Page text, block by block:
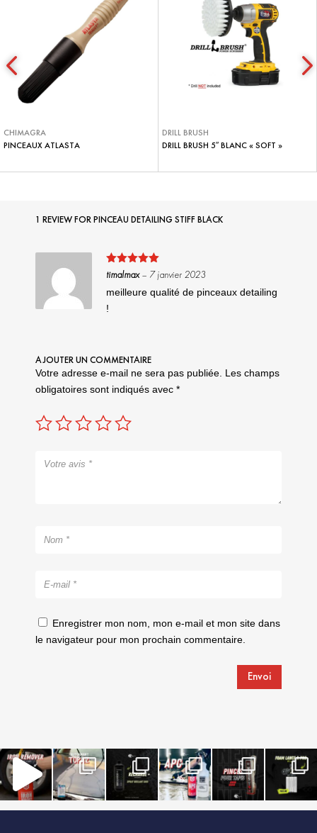
CHIMAGRA
PINCEAUX ATLASTA
DRILL BRUSH
DRILL BRUSH 5″ BLANC « SOFT »
1 REVIEW FORPINCEAU DETAILING STIFF BLACK
Note5sur
timalmax– 7 janvier 2023
meilleure qualité de pinceaux detailing
!
AJOUTER UN COMMENTAIRE
Votre adresse e-mail ne sera pas publiée. Les champs
obligatoires sont indiqués avec *
Enregistrer mon nom, mon e-mail et mon site dans
le navigateur pour mon prochain commentaire.
Envoi